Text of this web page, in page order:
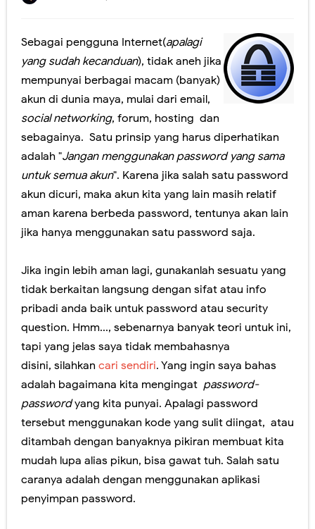
Yuk! Simak Cara Melihat Pengumuman Hasil SNBP 2023
Panduan Pemilihan Mata Pelajaran Pilihan pada Kurikulum Merdeka
Ada yang Berbeda dengan PDSS Tahun 2021
Video Penjelasan dan Simulasi AKM Dengan Model MSAT
Sosialisasi Asesmen Nasional SMA Negeri Kabupaten Jember
Peresmian Kebijakan Bantuan Kuota Internet Kemdikbud Tahun 2020
Fitur Baru Google Meet dan Classroom (Coming soon)
Perubahan Bentuk Rapor Untuk SKS, Perlu Dikoreksi Lagi.
Panduan Penilaian SMA edisi November 2016. Layout Rapor Berubah Lagi, Iya Lagi
Pilkada Rasa Pilpres. Sedikit Pendapat Saya Mengenai Pilgub DKI
Pelatihan Penggunaan Soal-soal berbasis LMS di SMAN 1 Jember
Ragu dengan Qur'an Digital? Cobalah Aplikasi Qur'an Kemenag
Hari Ini Pendaftaran Sekolah Kedinasan 2025 Mulai Dibuka, Cek Alur dan Persiapannya di Sini!
Sabtu, 8 Agustus
Sebagai pengguna Internet(apalagi
yang sudah kecanduan), tidak aneh jika
mempunyai berbagai macam (banyak)
akun di dunia maya, mulai dari email,
social networking, forum, hosting dan
sebagainya. Satu prinsip yang harus diperhatikan
adalah "Jangan menggunakan password yang sama
untuk semua akun". Karena jika salah satu password
akun dicuri, maka akun kita yang lain masih relatif
aman karena berbeda password, tentunya akan lain
jika hanya menggunakan satu password saja.
Jika ingin lebih aman lagi, gunakanlah sesuatu yang
tidak berkaitan langsung dengan sifat atau info
pribadi anda baik untuk password atau security
question. Hmm..., sebenarnya banyak teori untuk ini,
tapi yang jelas saya tidak membahasnya
disini, silahkan cari sendiri. Yang ingin saya bahas
adalah bagaimana kita mengingat password-
passwordyang kita punyai. Apalagi password
tersebut menggunakan kode yang sulit diingat, atau
ditambah dengan banyaknya pikiran membuat kita
mudah lupa alias pikun, bisa gawat tuh. Salah satu
caranya adalah dengan menggunakan aplikasi
penyimpan password.